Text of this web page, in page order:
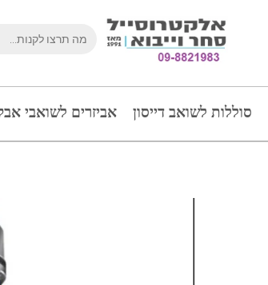
סוללות לשואב דייסון אביזרים לשואבי